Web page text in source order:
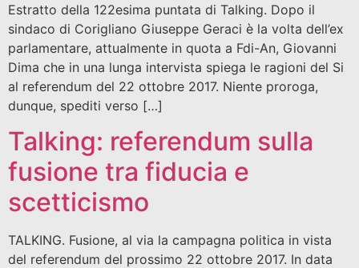
Estratto della 122esima puntata di Talking. Dopo il
sindaco di Corigliano Giuseppe Geraci è la volta dell’ex
parlamentare, attualmente in quota a Fdi-An, Giovanni
Dima che in una lunga intervista spiega le ragioni del Si
al referendum del 22 ottobre 2017. Niente proroga,
dunque, spediti verso […]
Talking: referendum sulla
fusione tra fiducia e
scetticismo
TALKING. Fusione, al via la campagna politica in vista
del referendum del prossimo 22 ottobre 2017. In data